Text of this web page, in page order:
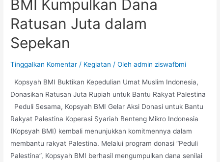
BMI Kumpulkan Dana
Ratusan Juta dalam
Sepekan
Tinggalkan Komentar / Kegiatan / Olehadmin ziswafbmi
Kopsyah BMI Buktikan Kepedulian Umat Muslim Indonesia,
Donasikan Ratusan Juta Rupiah untuk Bantu Rakyat Palestina
Peduli Sesama, Kopsyah BMI Gelar Aksi Donasi untuk Bantu
Rakyat Palestina Koperasi Syariah Benteng Mikro Indonesia
(Kopsyah BMI) kembali menunjukkan komitmennya dalam
membantu rakyat Palestina. Melalui program donasi “Peduli
Palestina”, Kopsyah BMI berhasil mengumpulkan dana senilai